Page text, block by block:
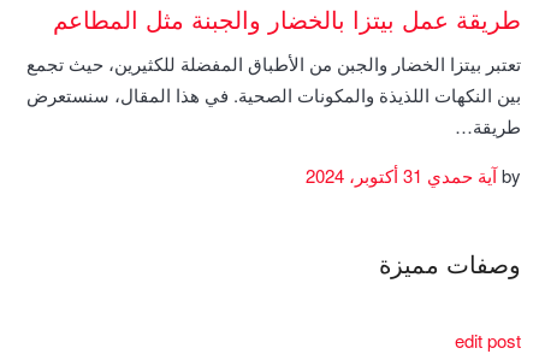
طريقة عمل بيتزا بالخضار والجبنة مثل المطاعم
تعتبر بيتزا الخضار والجبن من الأطباق المفضلة للكثيرين، حيث تجمع
بين النكهات اللذيذة والمكونات الصحية. في هذا المقال، سنستعرض
طريقة…
byآية حمدي
وصفات مميزة
edit post